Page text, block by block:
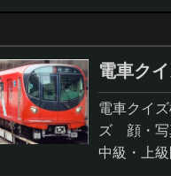
電車ク
電車クイ
ズ 顔・写
中級・上